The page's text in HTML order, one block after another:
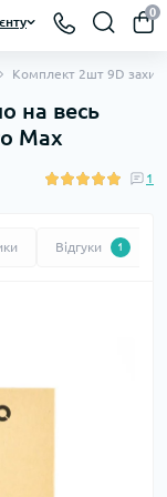
0
Комплект 2шт 9D
на весь
Max
1
Відгуки 1